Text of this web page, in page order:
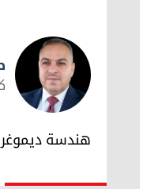
صلاح بكر
هندسة